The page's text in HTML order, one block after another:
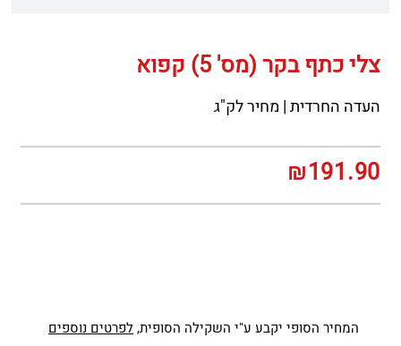
צלי כתף בקר (מס' 5) קפוא
העדה החרדית | מחיר לק"ג
₪191.90
המחיר הסופי יקבע ע"י השקילה הסופית,לפרטים נוספים